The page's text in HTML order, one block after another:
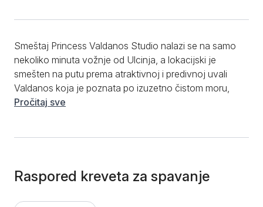
Smeštaj Princess Valdanos Studio nalazi se na samo
nekoliko minuta vožnje od Ulcinja, a lokacijski je
smešten na putu prema atraktivnoj i predivnoj uvali
Valdanos koja je poznata po izuzetno čistom moru,
šljunkovitoj plaži i velikim maslinjacima. Princess
su još na raspolaganju frižider, ketler, indukciona
ploča kao i osnovno posuđe i escajg. Ono što je
velika pogodnost ovog studio apartmana jeste što
Pročitaj sve
Raspored kreveta za spavanje